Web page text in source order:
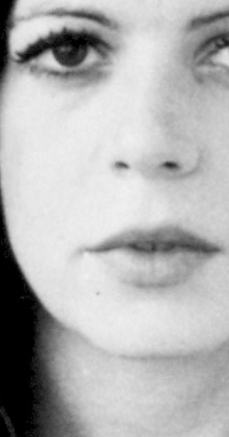
par Leonard Popa
FEATURED
roman Le Saint n°6 de Tatiana Niculescu aux Éditions
Louvrier : Malraux est là où il faut être quand la
vivant
Hatimi : Pour moi, le poète accepte de prêter sa voix aux
pas nommer